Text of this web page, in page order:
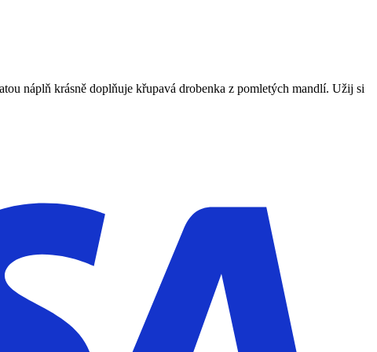
náplň krásně doplňuje křupavá drobenka z pomletých mandlí. Užij si